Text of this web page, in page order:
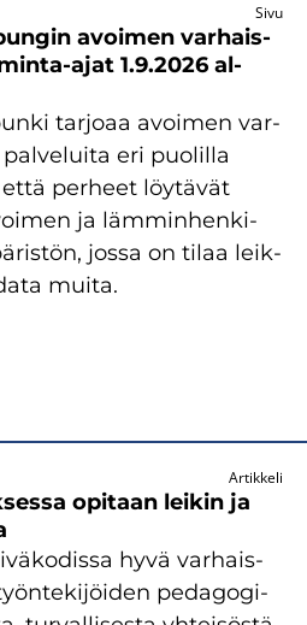
Sivu
avoi­men var­hais­
​ajat 1.9.2026 al­
tar­jo­aa avoi­men var­
eri puo­lil­la
per­heet löy­tä­vät
ja läm­min­hen­ki­
jossa on tilaa leik­
muita.
Artikkeli
opi­taan lei­kin ja
hyvä var­hais­
pe­da­go­gi­